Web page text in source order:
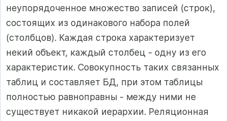
неупорядоченное множество записей (строк),
состоящих из одинакового набора полей
(столбцов). Каждая строка характеризует
некий объект, каждый столбец - одну из его
характеристик. Совокупность таких связанных
таблиц и составляет БД, при этом таблицы
полностью равноправны - между ними не
существует никакой иерархии. Реляционная